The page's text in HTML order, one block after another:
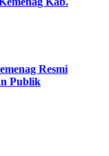
Resmi
Publik